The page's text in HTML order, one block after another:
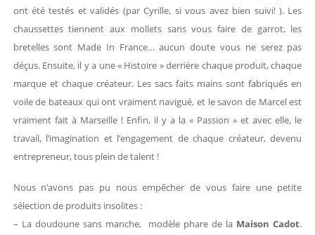
ont été testés et validés (par Cyrille, si vous avez bien suivi! ). Les
chaussettes tiennent aux mollets sans vous faire de garrot, les
bretelles sont Made In France… aucun doute vous ne serez pas
déçus. Ensuite, il y a une « Histoire » derrière chaque produit, chaque
marque et chaque créateur. Les sacs faits mains sont fabriqués en
voile de bateaux qui ont vraiment navigué, et le savon de Marcel est
vraiment fait à Marseille ! Enfin, il y a la « Passion » et avec elle, le
travail, l’imagination et l’engagement de chaque créateur, devenu
entrepreneur, tous plein de talent !
Nous n’avons pas pu nous empêcher de vous faire une petite
sélection de produits insolites :
– La doudoune sans manche, modèle phare de la Maison Cadot.